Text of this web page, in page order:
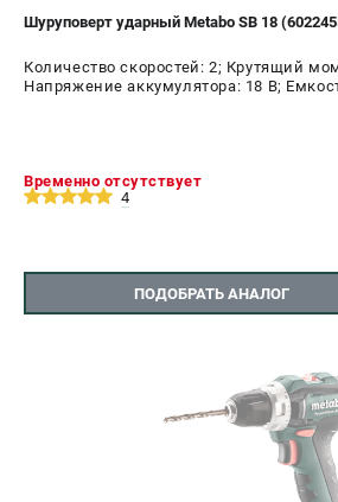
Шуруповерт ударный Metabo SB 18
Количество скоростей: 2; Крутящий
Напряжение аккумулятора: 18 В;
Временно отсутствует
4
ПОДОБРАТЬ АНАЛОГ